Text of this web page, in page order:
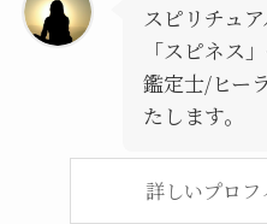
スピリチュ
「スピネス
鑑定士/ヒー
たします。
詳しいプロ